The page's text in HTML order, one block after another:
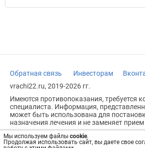
Мы используем файлы cookie.
Продолжая использовать сайт, вы даете свое
Обратная связь Инвесторам
vrachi22.ru, 2019-2026 гг.
Имеются противопоказания, требуется
специалиста. Информация,
может быть использована для
назначения лечения и не заменяет
Возрастное ограничение: 18+